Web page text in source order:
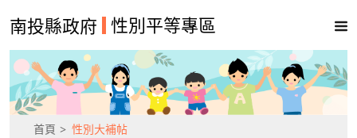
南投縣政府 性別平等專區
首頁 性別大補帖